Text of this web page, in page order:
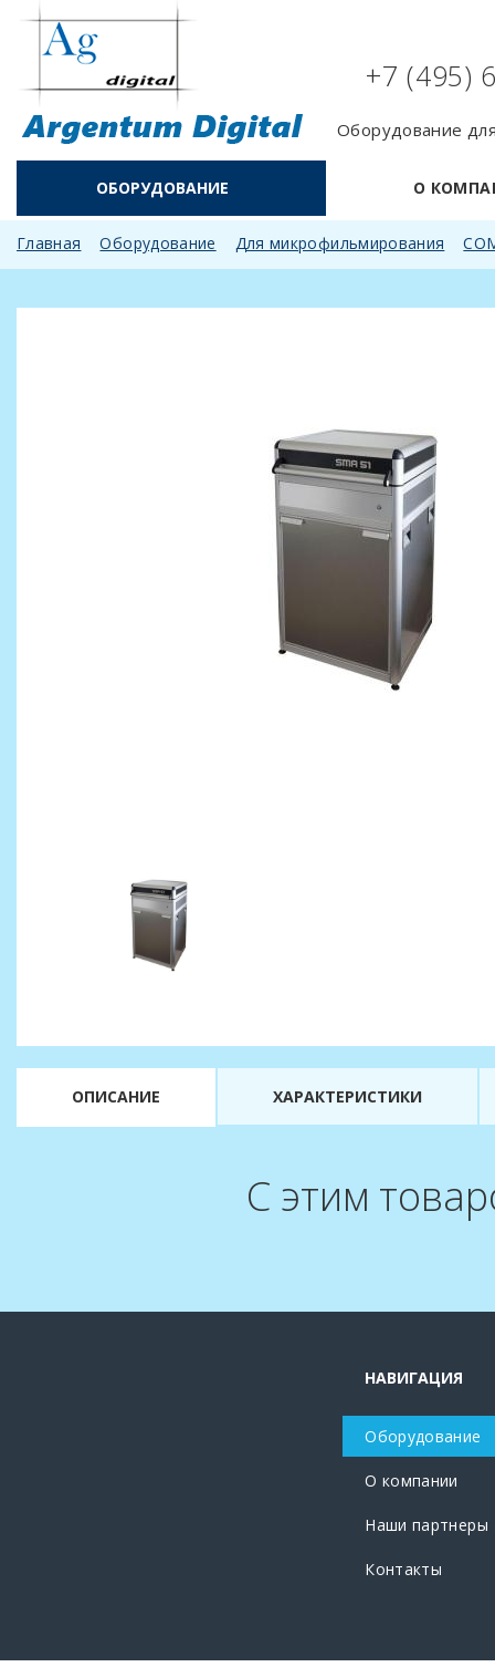
+7 (495)
Оборудование
ОБОРУДОВАНИЕ О
Главная Оборудование Для микрофильмирования
ОПИСАНИЕ ХАРАКТЕРИСТИКИ
С этим
НАВИГАЦИЯ
Оборудование
О компании
Наши партнеры
Контакты